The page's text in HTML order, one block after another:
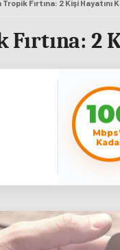
Fırtına: 2 Kişi Hayatını
2